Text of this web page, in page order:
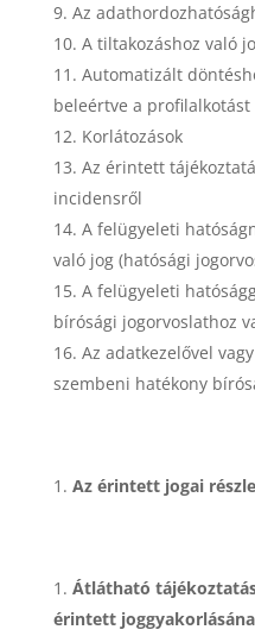
Az
A tiltakozáshoz való
Automatizált
beleértve a profilalkotást
Korlátozások
Az érintett
incidensről
A felügyeleti
való jog (hatósági
A felügyeleti
bírósági jogorvoslathoz
Az adatkezelővel
szembeni hatékony
Az érintett jogai
Átlátható
érintett